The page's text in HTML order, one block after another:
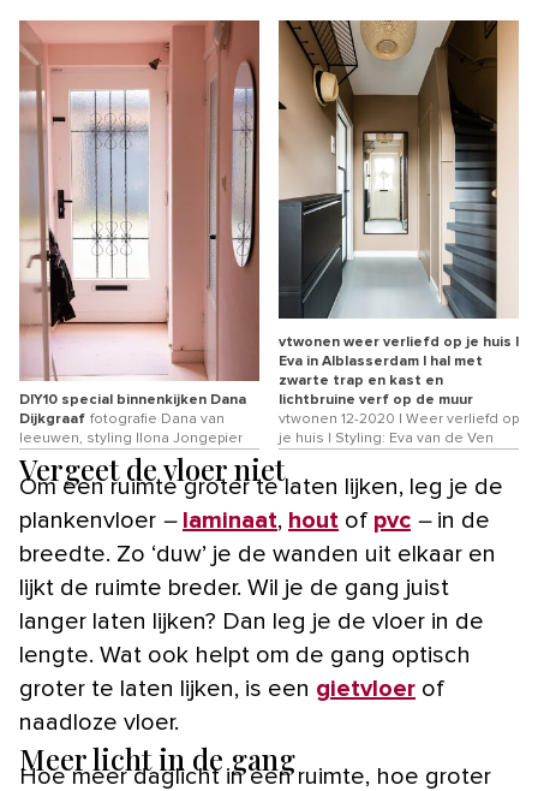
DIY10 special binnenkijken Dana
Dijkgraaf fotografie Dana van
leeuwen, styling Ilona Jongepier
vtwonen weer verliefd op je huis |
Eva in Alblasserdam | hal met
zwarte trap en kast en
lichtbruine verf op de muur
vtwonen 12-2020 | Weer verliefd op
je huis | Styling: Eva van de Ven
Vergeet de vloer niet
Om een ruimte groter te laten lijken, leg je de
plankenvloer – laminaat, hout of pvc – in de
breedte. Zo ‘duw’ je de wanden uit elkaar en
lijkt de ruimte breder. Wil je de gang juist
langer laten lijken? Dan leg je de vloer in de
lengte. Wat ook helpt om de gang optisch
groter te laten lijken, is een gietvloer of
naadloze vloer.
Meer licht in de gang
Hoe meer daglicht in een ruimte, hoe groter